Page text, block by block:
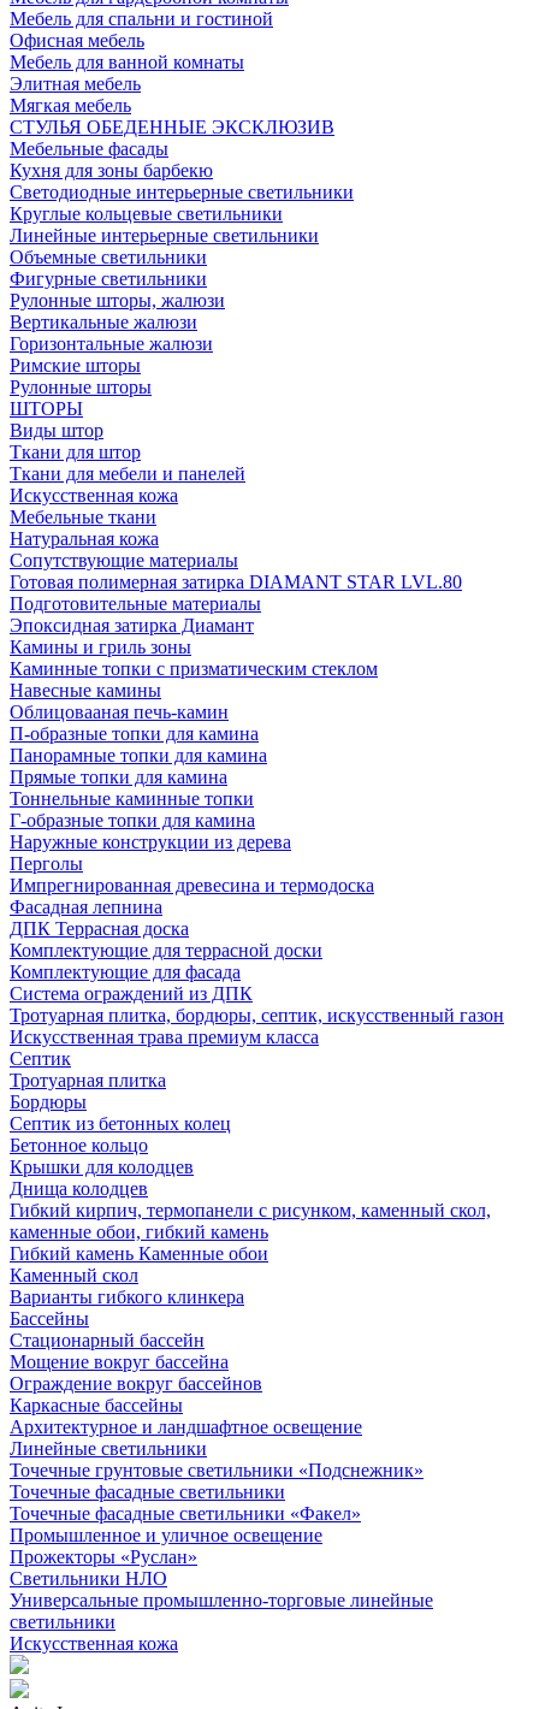
Мебель для спальни и гостиной
Офисная мебель
Мебель для ванной комнаты
Элитная мебель
Мягкая мебель
СТУЛЬЯ ОБЕДЕННЫЕ ЭКСКЛЮЗИВ
Мебельные фасады
Кухня для зоны барбекю
Светодиодные интерьерные светильники
Круглые кольцевые светильники
Линейные интерьерные светильники
Объемные светильники
Фигурные светильники
Рулонные шторы, жалюзи
Вертикальные жалюзи
Горизонтальные жалюзи
Римские шторы
Рулонные шторы
ШТОРЫ
Виды штор
Ткани для штор
Ткани для мебели и панелей
Искусственная кожа
Мебельные ткани
Натуральная кожа
Сопутствующие материалы
Готовая полимерная затирка DIAMANT STAR LVL.80
Подготовительные материалы
Эпоксидная затирка Диамант
Камины и гриль зоны
Каминные топки с призматическим стеклом
Навесные камины
Облицовааная печь-камин
П-образные топки для камина
Панорамные топки для камина
Прямые топки для камина
Тоннельные каминные топки
Г-образные топки для камина
Наружные конструкции из дерева
Перголы
Импрегнированная древесина и термодоска
Фасадная лепнина
ДПК Террасная доска
Комплектующие для террасной доски
Комплектующие для фасада
Система ограждений из ДПК
Тротуарная плитка, бордюры, септик, искусственный газон
Искусственная трава премиум класса
Септик
Тротуарная плитка
Бордюры
Септик из бетонных колец
Бетонное кольцо
Крышки для колодцев
Днища колодцев
Гибкий кирпич, термопанели с рисунком, каменный скол,
каменные обои, гибкий камень
Гибкий камень Каменные обои
Каменный скол
Варианты гибкого клинкера
Бассейны
Стационарный бассейн
Мощение вокруг бассейна
Ограждение вокруг бассейнов
Каркасные бассейны
Архитектурное и ландшафтное освещение
Линейные светильники
Точечные грунтовые светильники «Подснежник»
Точечные фасадные светильники
Точечные фасадные светильники «Факел»
Промышленное и уличное освещение
Прожекторы «Руслан»
Светильники НЛО
Универсальные промышленно-торговые линейные
светильники
Искусственная кожа